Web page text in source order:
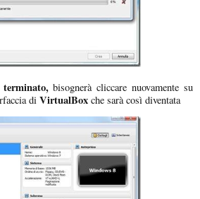
terminato, bisognerà cliccare nuovamente su
di VirtualBox che sarà così diventata